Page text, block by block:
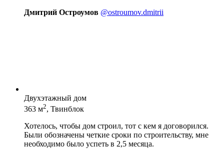
Дмитрий Остроумов @ostroumov.dmitrii
Двухэтажный дом
363 м2, Твинблок
Хотелось, чтобы дом строил, тот с кем я договорился.
Были обозначены четкие сроки по строительству, мне
необходимо было успеть в 2,5 месяца.